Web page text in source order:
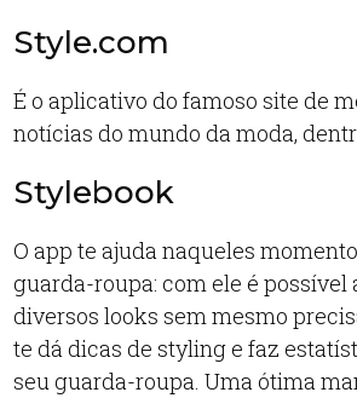
Style.com
É o aplicativo do famoso site de
notícias do mundo da moda,
Stylebook
O app te ajuda naqueles
guarda-roupa: com ele é
diversos looks sem mesmo
te dá dicas de styling e faz
seu guarda-roupa. Uma ótima